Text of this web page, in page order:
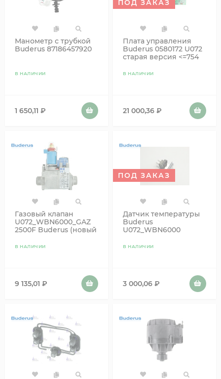
Манометр с трубкой
Buderus 87186457920
В НАЛИЧИИ
1 650,11 ₽
ПОД ЗАКАЗ
Плата управления
Buderus 0580172 U072
старая версия <=754
87186477870
В НАЛИЧИИ
21 000,36 ₽
Газовый клапан
U072_WBN6000_GAZ
2500F Buderus (новый
87186439430
В НАЛИЧИИ
9 135,01 ₽
ПОД ЗАКАЗ
Датчик температуры
Buderus
U072_WBN6000
В НАЛИЧИИ
3 000,06 ₽